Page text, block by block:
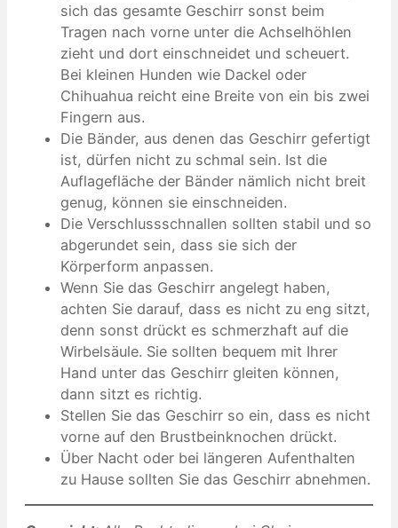
sich das gesamte Geschirr sonst beim
Tragen nach vorne unter die Achselhöhlen
zieht und dort einschneidet und scheuert.
Bei kleinen Hunden wie Dackel oder
Chihuahua reicht eine Breite von ein bis zwei
Fingern aus.
Die Bänder, aus denen das Geschirr gefertigt
ist, dürfen nicht zu schmal sein. Ist die
Auflagefläche der Bänder nämlich nicht breit
genug, können sie einschneiden.
Die Verschlussschnallen sollten stabil und so
abgerundet sein, dass sie sich der
Körperform anpassen.
Wenn Sie das Geschirr angelegt haben,
achten Sie darauf, dass es nicht zu eng sitzt,
denn sonst drückt es schmerzhaft auf die
Wirbelsäule. Sie sollten bequem mit Ihrer
Hand unter das Geschirr gleiten können,
dann sitzt es richtig.
Stellen Sie das Geschirr so ein, dass es nicht
vorne auf den Brustbeinknochen drückt.
Über Nacht oder bei längeren Aufenthalten
zu Hause sollten Sie das Geschirr abnehmen.